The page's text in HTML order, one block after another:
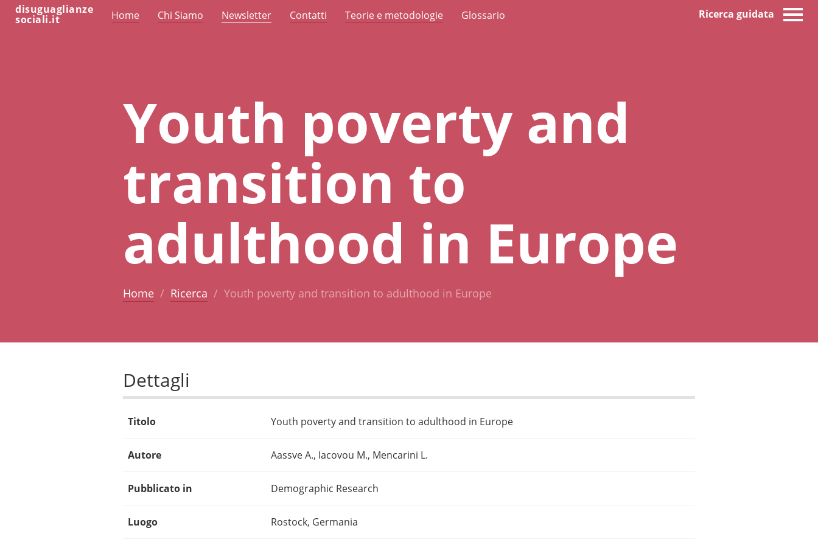
disuguaglianze
sociali.it Home Chi Siamo Newsletter Contatti Teorie e metodologie Glossario Ricerca guidata
Youth poverty and
transition to
adulthood in Europe
Home Ricerca Youth poverty and transition to adulthood in Europe
Dettagli
Titolo Youth poverty and transition to adulthood in Europe
Autore Aassve A., Iacovou M., Mencarini L.
Pubblicato in Demographic Research
Luogo Rostock, Germania